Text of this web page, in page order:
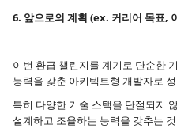
6. 앞으로의 계획 (ex. 커리어 목표,
이번 환급 챌린지를 계기로 단순한
능력을 갖춘 아키텍트형 개발자로
특히 다양한 기술 스택을 단절되지
설계하고 조율하는 능력을 갖추는